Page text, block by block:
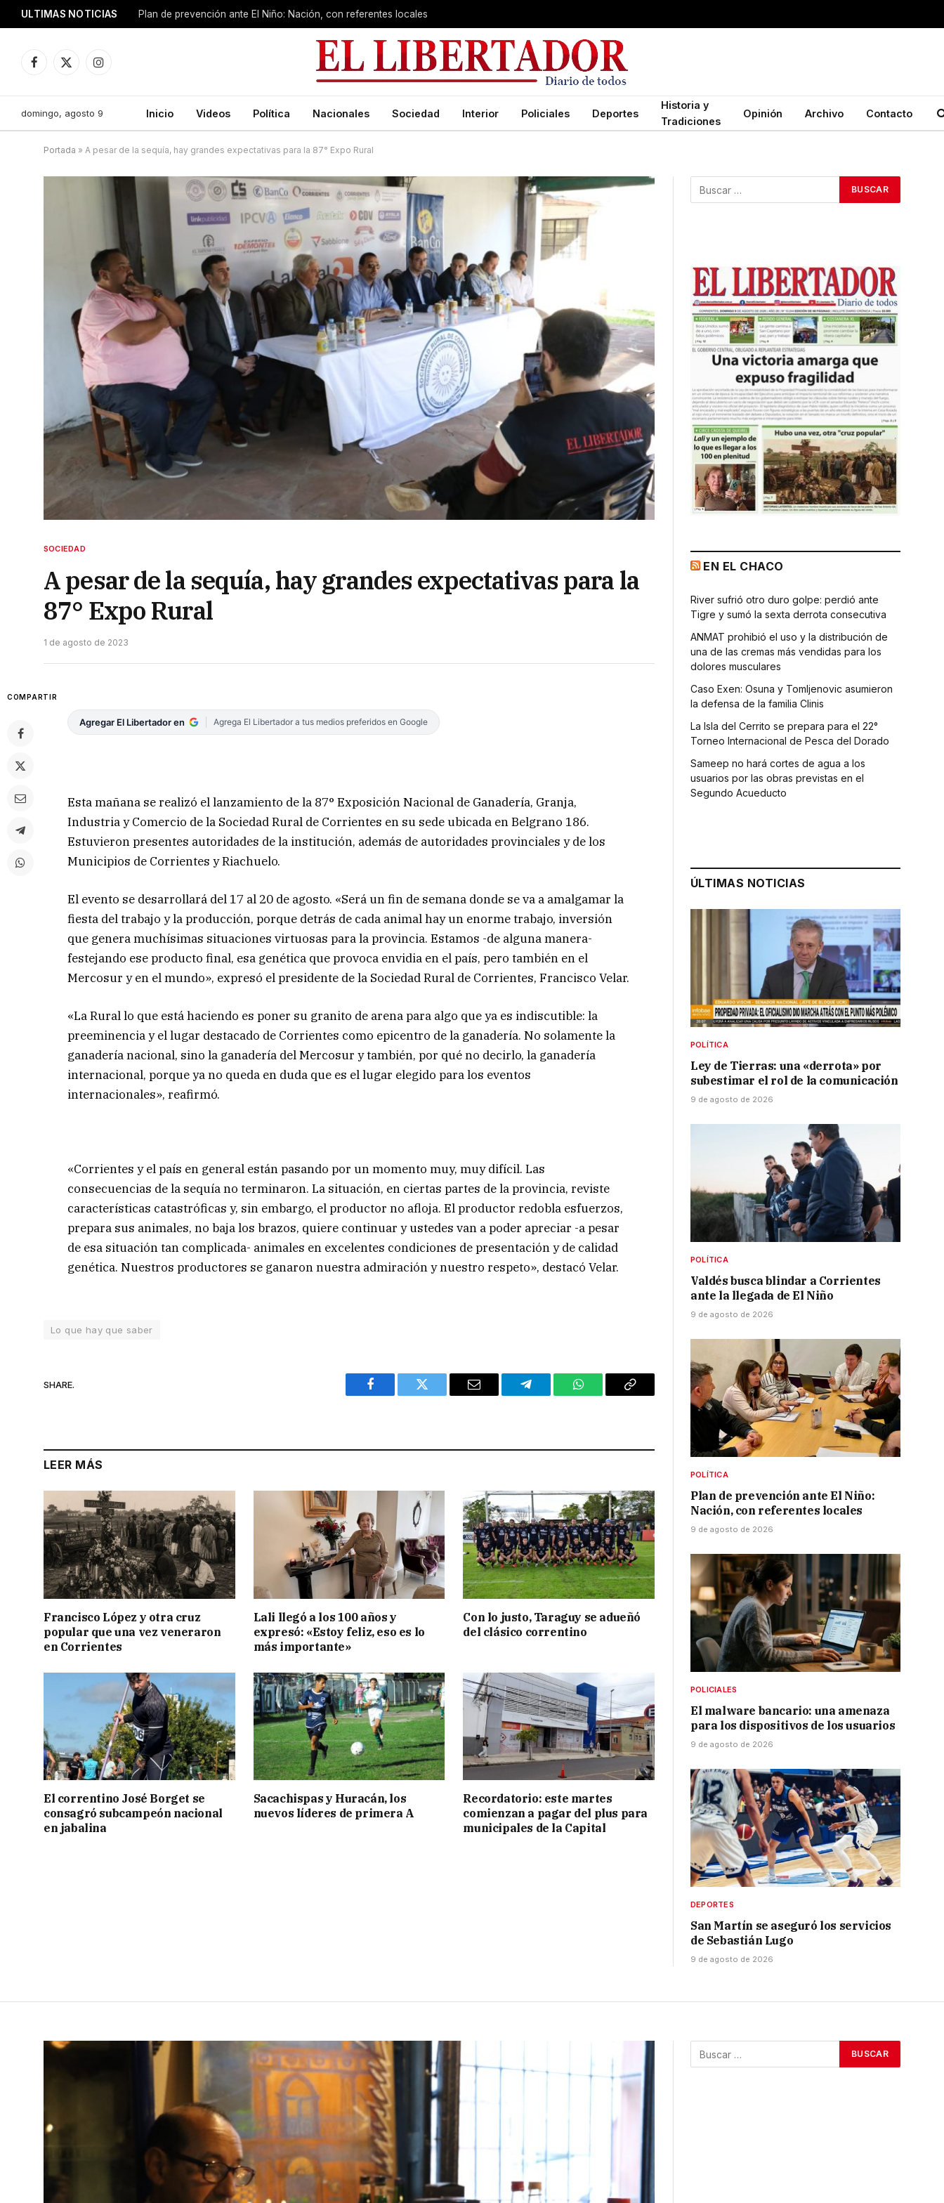
ULTIMAS NOTICIAS Plan de prevención ante El Niño: Nación, con referentes locales
Facebook
X
Instagram
domingo, agosto 9 Inicio Videos Política Nacionales Sociedad Interior Policiales Deportes
Historia y
Tradiciones
Opinión Archivo Contacto
Portada » A pesar de la sequía, hay grandes expectativas para la 87° Expo Rural
SOCIEDAD
A pesar de la sequía, hay grandes expectativas para la
87° Expo Rural
1 de agosto de 2023
COMPARTIR
Agregar El Libertador en Agrega El Libertador a tus medios preferidos en Google
Esta mañana se realizó el lanzamiento de la 87° Exposición Nacional de Ganadería, Granja,
Industria y Comercio de la Sociedad Rural de Corrientes en su sede ubicada en Belgrano 186.
Estuvieron presentes autoridades de la institución, además de autoridades provinciales y de los
Municipios de Corrientes y Riachuelo.
El evento se desarrollará del 17 al 20 de agosto. «Será un fin de semana donde se va a amalgamar la
fiesta del trabajo y la producción, porque detrás de cada animal hay un enorme trabajo, inversión
que genera muchísimas situaciones virtuosas para la provincia. Estamos -de alguna manera-
festejando ese producto final, esa genética que provoca envidia en el país, pero también en el
Mercosur y en el mundo», expresó el presidente de la Sociedad Rural de Corrientes, Francisco Velar.
«La Rural lo que está haciendo es poner su granito de arena para algo que ya es indiscutible: la
preeminencia y el lugar destacado de Corrientes como epicentro de la ganadería. No solamente la
ganadería nacional, sino la ganadería del Mercosur y también, por qué no decirlo, la ganadería
internacional, porque ya no queda en duda que es el lugar elegido para los eventos
internacionales», reafirmó.
«Corrientes y el país en general están pasando por un momento muy, muy difícil. Las
consecuencias de la sequía no terminaron. La situación, en ciertas partes de la provincia, reviste
características catastróficas y, sin embargo, el productor no afloja. El productor redobla esfuerzos,
prepara sus animales, no baja los brazos, quiere continuar y ustedes van a poder apreciar -a pesar
de esa situación tan complicada- animales en excelentes condiciones de presentación y de calidad
genética. Nuestros productores se ganaron nuestra admiración y nuestro respeto», destacó Velar.
Lo que hay que saber
SHARE.
Facebook Twitter Email Telegram WhatsAppCopy
LEER MÁS
Francisco López y otra cruz
popular que una vez veneraron
en Corrientes
Lali llegó a los 100 años y
expresó: «Estoy feliz, eso es lo
más importante»
Con lo justo, Taraguy se adueñó
del clásico correntino
El correntino José Borget se
consagró subcampeón nacional
en jabalina
Sacachispas y Huracán, los
nuevos líderes de primera A
Recordatorio: este martes
comienzan a pagar del plus para
municipales de la Capital
EN EL CHACO
River sufrió otro duro golpe: perdió ante
Tigre y sumó la sexta derrota consecutiva
ANMAT prohibió el uso y la distribución de
una de las cremas más vendidas para los
dolores musculares
Caso Exen: Osuna y Tomljenovic asumieron
la defensa de la familia Clinis
La Isla del Cerrito se prepara para el 22°
Torneo Internacional de Pesca del Dorado
Sameep no hará cortes de agua a los
usuarios por las obras previstas en el
Segundo Acueducto
ÚLTIMAS NOTICIAS
POLÍTICA
Ley de Tierras: una «derrota» por
subestimar el rol de la comunicación
9 de agosto de 2026
POLÍTICA
Valdés busca blindar a Corrientes
ante la llegada de El Niño
9 de agosto de 2026
POLÍTICA
Plan de prevención ante El Niño:
Nación, con referentes locales
9 de agosto de 2026
POLICIALES
El malware bancario: una amenaza
para los dispositivos de los usuarios
9 de agosto de 2026
DEPORTES
San Martín se aseguró los servicios
de Sebastián Lugo
9 de agosto de 2026